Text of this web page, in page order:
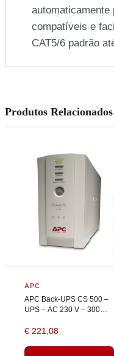
automaticamente
compatíveis e
CAT5/6 padrão
Produtos Relacionados
APC
APC Back-UPS CS 500 –
UPS – AC 230 V – 300
USB – conectores de
€ 221,08